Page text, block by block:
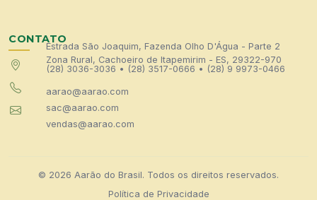
CONTATO
Estrada São Joaquim, Fazenda Olho D'Água - Parte 2
Zona Rural, Cachoeiro de Itapemirim - ES, 29322-970
(28) 3036-3036 • (28) 3517-0666 • (28) 9 9973-0466
aarao@aarao.com
sac@aarao.com
vendas@aarao.com
© 2026 Aarão do Brasil. Todos os direitos reservados.
Política de Privacidade